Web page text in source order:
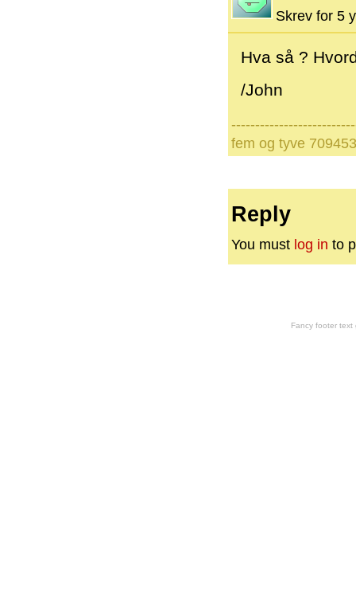
Skrev for 5
Hva så ?
/John
fem og tyve 709453
Reply
You must log in to
Fancy footer